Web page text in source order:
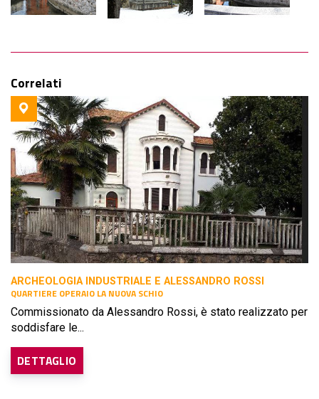
Correlati
ARCHEOLOGIA INDUSTRIALE E ALESSANDRO ROSSI
QUARTIERE OPERAIO LA NUOVA SCHIO
Commissionato da Alessandro Rossi, è stato realizzato per
soddisfare le...
DETTAGLIO